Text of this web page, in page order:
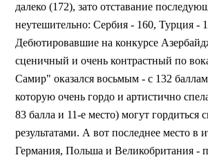
далеко (172), зато отставание
неутешительно: Сербия - 160, Турция -
Дебютировавшие на конкурсе
сценичный и очень контрастный по
Самир" оказался восьмым - с 132
которую очень гордо и артистично
83 балла и 11-е место) могут гордиться
результатами. А вот последнее место в
Германия, Польша и Великобритания -